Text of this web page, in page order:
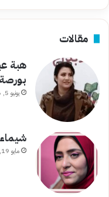
مقالات
هبة
يونيو 5, 2026
مايو 19, 2026